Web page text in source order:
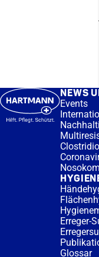
NEWS
Events
Erreger-
Glossar